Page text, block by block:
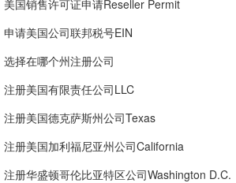
美国销售许可证申请Reseller Permit
申请美国公司联邦税号EIN
选择在哪个州注册公司
注册美国有限责任公司LLC
注册美国德克萨斯州公司Texas
注册美国加利福尼亚州公司California
注册华盛顿哥伦比亚特区公司Washington D.C.